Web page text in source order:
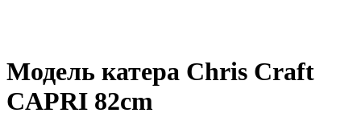
Модель катера Chris Craft
CAPRI 82cm